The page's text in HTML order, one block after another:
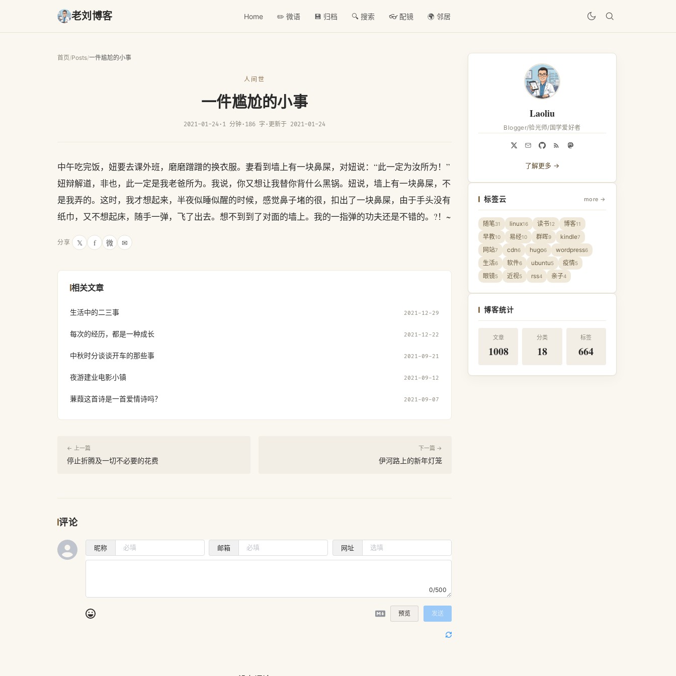
老刘博客 Home ✏️ 微语 💾 归档 🔍 搜索 👓 配镜 🌍 邻居
首页/Posts/一件尴尬的小事
人间世
一件尴尬的小事
2021-01-24· 1 分钟· 186 字 · 更新于 2021-01-24
中午吃完饭，妞要去课外班，磨磨蹭蹭的换衣服。妻看到墙上有一块鼻屎，对妞说：“此一定为汝所为！”
妞辩解道，非也，此一定是我老爸所为。我说，你又想让我替你背什么黑锅。妞说，墙上有一块鼻屎，不
是我弄的。这时，我才想起来，半夜似睡似醒的时候，感觉鼻子堵的很，扣出了一块鼻屎，由于手头没有
纸巾，又不想起床，随手一弹，飞了出去。想不到到了对面的墙上。我的一指弹的功夫还是不错的。?！~
分享 𝕏 f 微 ✉
相关文章
生活中的二三事 2021-12-29
每次的经历，都是一种成长 2021-12-22
中秋时分谈谈开车的那些事 2021-09-21
夜游建业电影小镇 2021-09-12
蒹葭这首诗是一首爱情诗吗？ 2021-09-07
← 上一篇
停止折腾及一切不必要的花费
下一篇 →
伊河路上的新年灯笼
评论
昵称 邮箱 网址
0/500
预览 发送
Laoliu
Blogger/验光师/国学爱好者
了解更多 →
标签云 more →
随笔31 linux16 读书12 博客11
早教10 易经10 群晖9 kindle7
网站7 cdn6 hugo6 wordpress6
生活6 软件6 ubuntu5 疫情5
眼镜5 近视5 rss4 亲子4
博客统计
文章
1008
分类
18
标签
664